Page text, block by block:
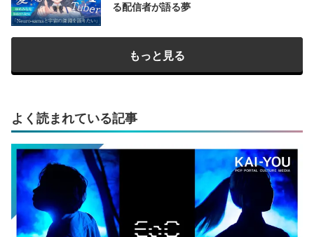
る配信者が語る夢
もっと見る
よく読まれている記事